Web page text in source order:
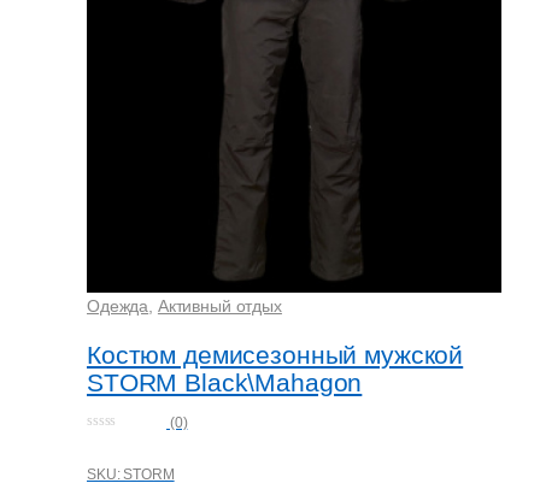
Одежда Активный отдых
Костюм демисезонный мужской
STORM Black\Mahagon
u
t
(0)
SKU: STORM